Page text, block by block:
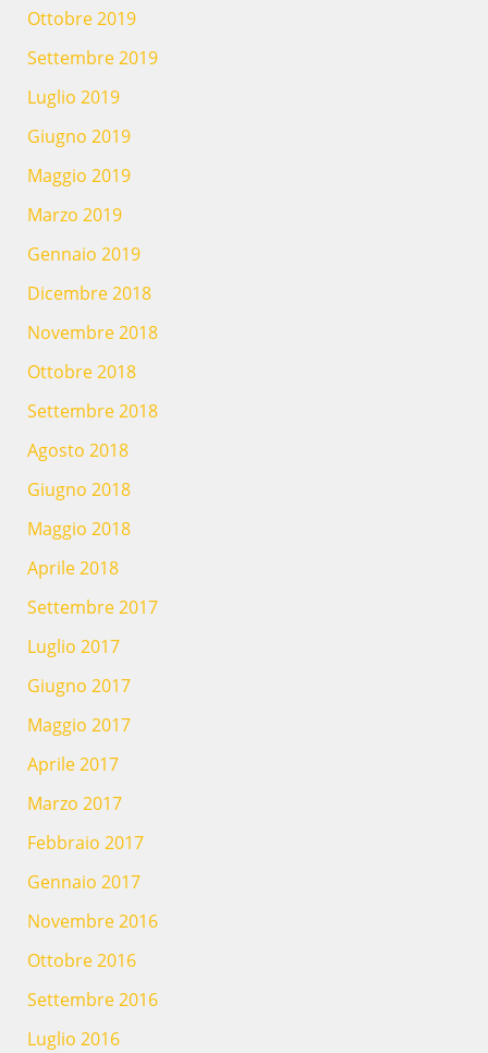
Ottobre 2019
Settembre 2019
Luglio 2019
Giugno 2019
Maggio 2019
Marzo 2019
Gennaio 2019
Dicembre 2018
Novembre 2018
Ottobre 2018
Settembre 2018
Agosto 2018
Giugno 2018
Maggio 2018
Aprile 2018
Settembre 2017
Luglio 2017
Giugno 2017
Maggio 2017
Aprile 2017
Marzo 2017
Febbraio 2017
Gennaio 2017
Novembre 2016
Ottobre 2016
Settembre 2016
Luglio 2016